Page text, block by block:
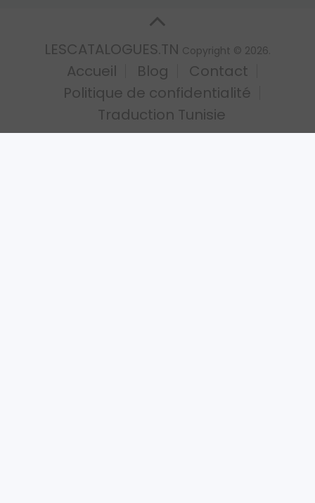
LESCATALOGUES.TN Copyright © 2026.
Accueil Blog
Contact
Politique de confidentialité
Traduction Tunisie